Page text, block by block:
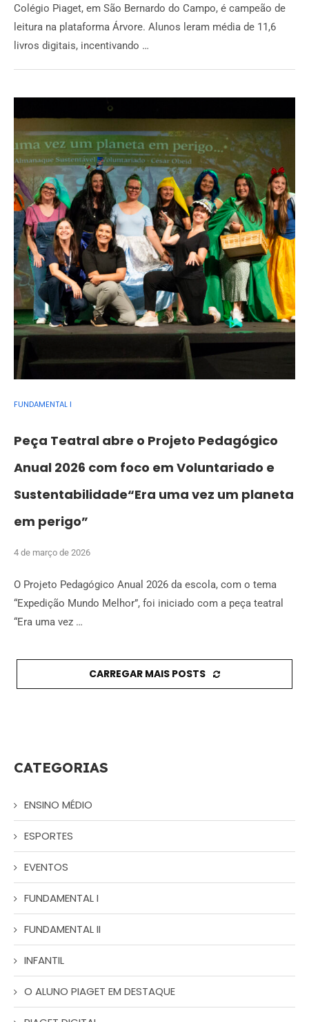
Colégio Piaget, em São Bernardo do Campo, é campeão de
leitura na plataforma Árvore. Alunos leram média de 11,6
livros digitais, incentivando …
FUNDAMENTAL I
Peça Teatral abre o Projeto Pedagógico
Anual 2026 com foco em Voluntariado e
Sustentabilidade“Era uma vez um planeta
em perigo”
4 de março de 2026
O Projeto Pedagógico Anual 2026 da escola, com o tema
“Expedição Mundo Melhor”, foi iniciado com a peça teatral
“Era uma vez …
CARREGAR MAIS POSTS
CATEGORIAS
ENSINO MÉDIO
ESPORTES
EVENTOS
FUNDAMENTAL I
FUNDAMENTAL II
INFANTIL
O ALUNO PIAGET EM DESTAQUE